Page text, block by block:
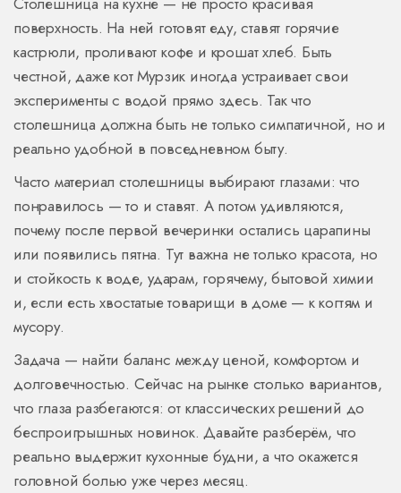
поверхность. На ней готовят еду, ставят горячие
кастрюли, проливают кофе и крошат хлеб. Быть
честной, даже кот Мурзик иногда устраивает свои
эксперименты с водой прямо здесь. Так что
столешница должна быть не только симпатичной, но и
реально удобной в повседневном быту.
Часто материал столешницы выбирают глазами: что
понравилось — то и ставят. А потом удивляются,
почему после первой вечеринки остались царапины
или появились пятна. Тут важна не только красота, но
и стойкость к воде, ударам, горячему, бытовой химии
и, если есть хвостатые товарищи в доме — к когтям и
мусору.
Задача — найти баланс между ценой, комфортом и
долговечностью. Сейчас на рынке столько вариантов,
что глаза разбегаются: от классических решений до
беспроигрышных новинок. Давайте разберём, что
реально выдержит кухонные будни, а что окажется
головной болью уже через месяц.